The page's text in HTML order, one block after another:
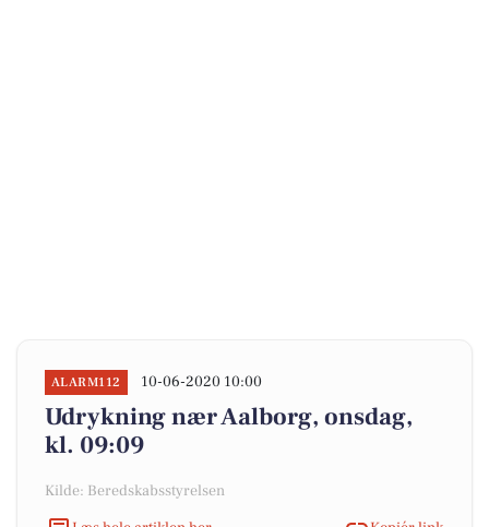
ALARM112 10-06-2020 10:00
Udrykning nær Aalborg, onsdag,
kl. 09:09
Kilde: Beredskabsstyrelsen